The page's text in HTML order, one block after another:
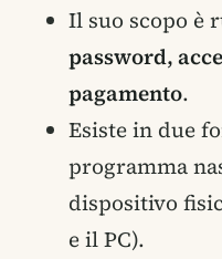
Il suo scopo è
password,
pagamento.
Esiste in due
programma
dispositivo
e il PC).